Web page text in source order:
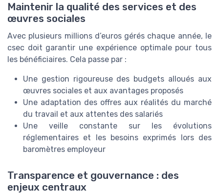
Maintenir la qualité des services et des
œuvres sociales
Avec plusieurs millions d’euros gérés chaque année, le
csec doit garantir une expérience optimale pour tous
les bénéficiaires. Cela passe par :
Une gestion rigoureuse des budgets alloués aux
œuvres sociales et aux avantages proposés
Une adaptation des offres aux réalités du marché
du travail et aux attentes des salariés
Une veille constante sur les évolutions
réglementaires et les besoins exprimés lors des
baromètres employeur
Transparence et gouvernance : des
enjeux centraux